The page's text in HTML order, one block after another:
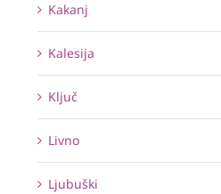
Kakanj
Kalesija
Ključ
Livno
Ljubuški